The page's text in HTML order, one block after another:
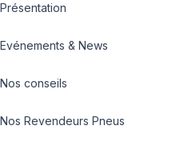
Présentation
Evénements & News
Nos conseils
Nos Revendeurs Pneus